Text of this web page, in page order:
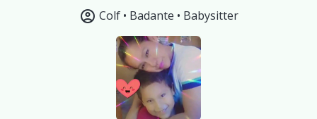
account_circle Colf • Badante • Babysitter